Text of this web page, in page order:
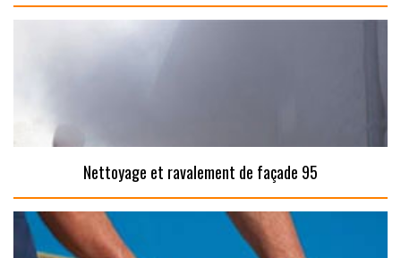
Nettoyage et ravalement de façade 95